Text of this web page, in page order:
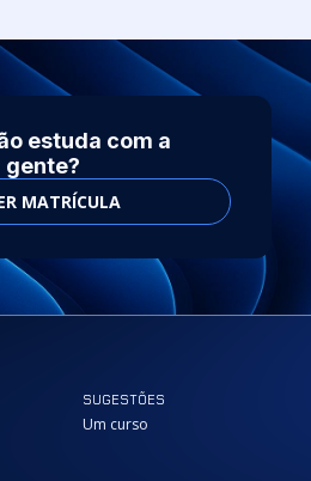
estuda com a
gente?
MATRÍCULA
SUGESTÕES
Um curso